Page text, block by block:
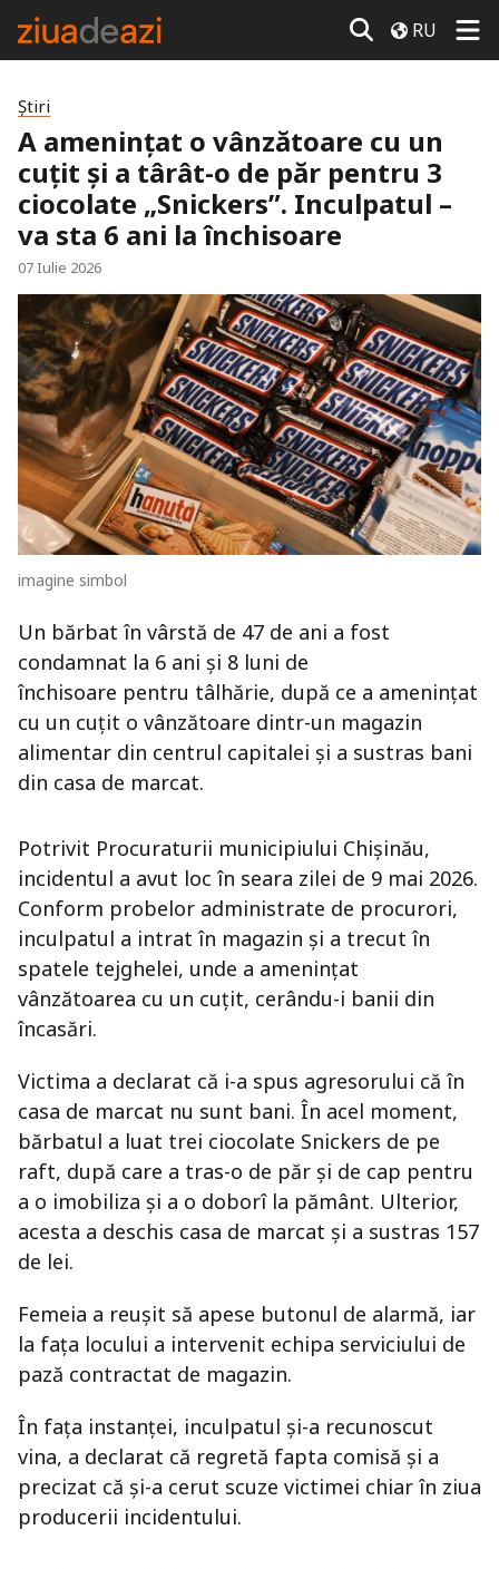
RU
Știri
A amenințat o vânzătoare cu un
cuțit și a târât-o de păr pentru 3
ciocolate „Snickers”. Inculpatul –
va sta 6 ani la închisoare
07 Iulie 2026
imagine simbol
Un bărbat în vârstă de 47 de ani a fost
condamnat la 6 ani și 8 luni de
închisoare pentru tâlhărie, după ce a amenințat
cu un cuțit o vânzătoare dintr-un magazin
alimentar din centrul capitalei și a sustras bani
din casa de marcat.
Potrivit Procuraturii municipiului Chișinău,
incidentul a avut loc în seara zilei de 9 mai 2026.
Conform probelor administrate de procurori,
inculpatul a intrat în magazin și a trecut în
spatele tejghelei, unde a amenințat
vânzătoarea cu un cuțit, cerându-i banii din
încasări.
Victima a declarat că i-a spus agresorului că în
casa de marcat nu sunt bani. În acel moment,
bărbatul a luat trei ciocolate Snickers de pe
raft, după care a tras-o de păr și de cap pentru
a o imobiliza și a o doborî la pământ. Ulterior,
acesta a deschis casa de marcat și a sustras 157
de lei.
Femeia a reușit să apese butonul de alarmă, iar
la fața locului a intervenit echipa serviciului de
pază contractat de magazin.
În fața instanței, inculpatul și-a recunoscut
vina, a declarat că regretă fapta comisă și a
precizat că și-a cerut scuze victimei chiar în ziua
producerii incidentului.